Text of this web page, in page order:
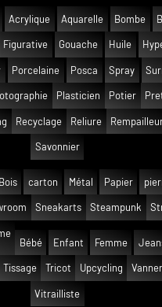
Acrylique Aquarelle Bombe
Figurative Gouache Huile
Porcelaine Posca Spray
Plasticien Potier
Recyclage Reliure
Savonnier
Bois carton Métal Papier
Sneakarts Steampunk
Bébé
Enfant Femme
Tissage Tricot Upcycling
Vitrailliste